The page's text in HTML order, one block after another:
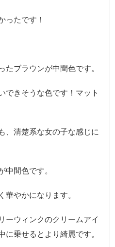
ったです！
ブラウンが中間色です。
できそうな色です！マット
、清楚系な女の子な感じに
中間色です。
華やかになります。
ーウィンクのクリームアイ
に乗せるとより綺麗です。